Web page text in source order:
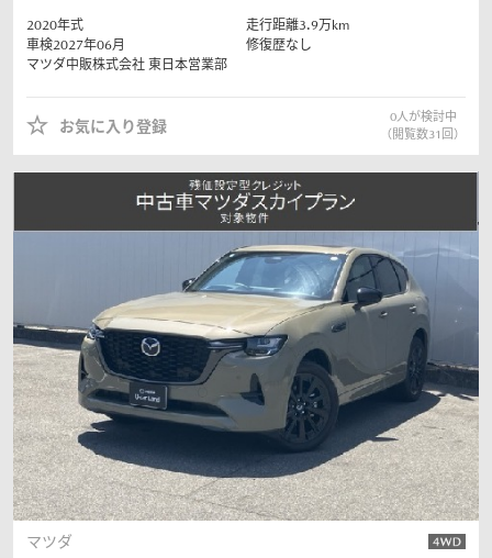
2020年式 走行距離3.9万km
車検2027年06月
修復歴なし
マツダ中販株式会社 東日本営業部
お気に入り登録
0人が検討中
（閲覧数31 回）
マツダ